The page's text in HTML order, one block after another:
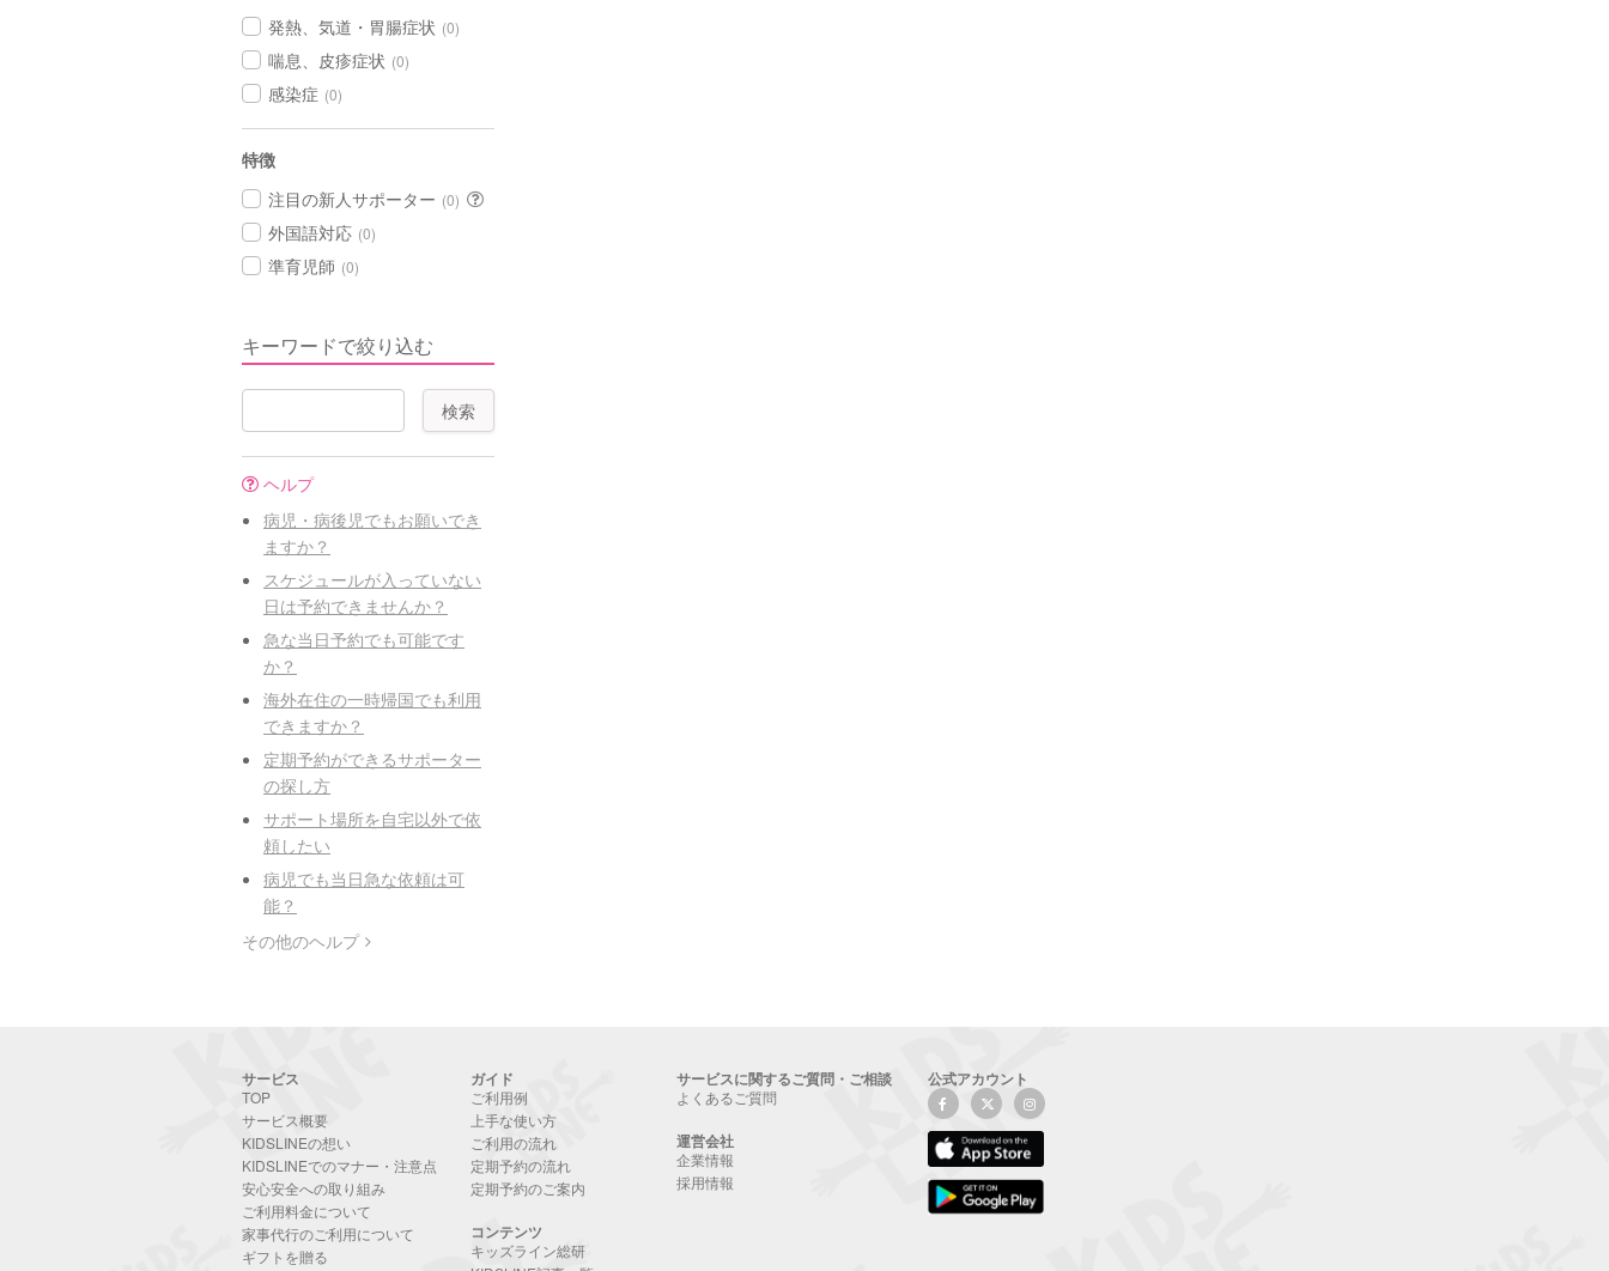
発熱、気道・胃腸症状 (0)
喘息、皮疹症状 (0)
感染症 (0)
特徴
注目の新人サポーター (0)
外国語対応 (0)
準育児師 (0)
キーワードで絞り込む
ヘルプ
病児・病後児でもお願いでき
ますか？
スケジュールが入っていない
日は予約できませんか？
急な当日予約でも可能です
か？
海外在住の一時帰国でも利用
できますか？
定期予約ができるサポーター
の探し方
サポート場所を自宅以外で依
頼したい
病児でも当日急な依頼は可
能？
その他のヘルプ
サービス
TOP
サービス概要
KIDSLINEの想い
KIDSLINEでのマナー・注意点
安心安全への取り組み
ご利用料金について
家事代行のご利用について
ギフトを贈る
ガイド
ご利用例
上手な使い方
ご利用の流れ
定期予約の流れ
定期予約のご案内
コンテンツ
キッズライン総研
サービスに関するご質問・ご相談
よくあるご質問
運営会社
企業情報
採用情報
公式アカウント